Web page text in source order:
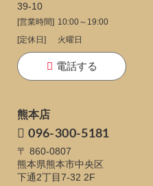
39-10
[営業時間] 10:00～19:00
[定休日]
火曜日
電話する
熊本店
096-300-5181
〒 860-0807
熊本県熊本市中央区
下通2丁目7-32 2F